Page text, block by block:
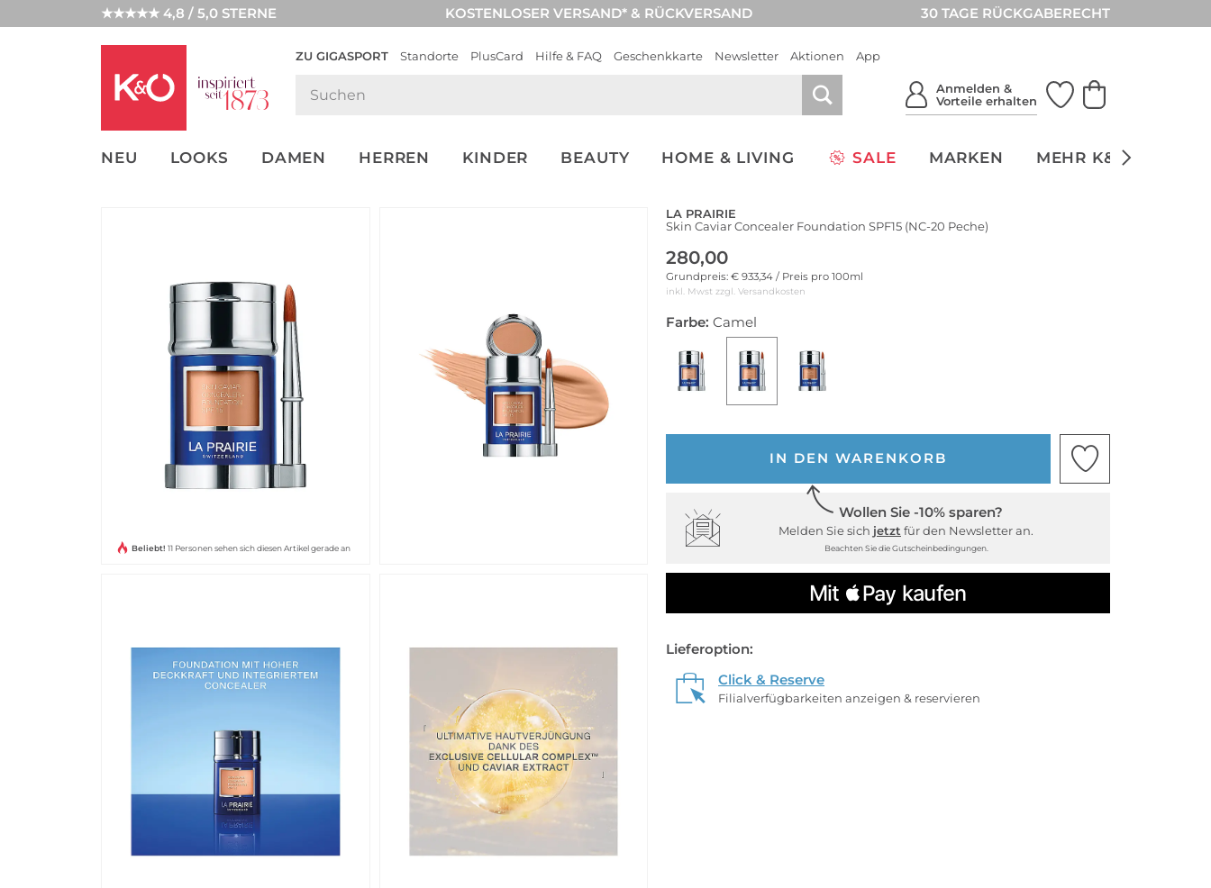
★★★★★ 4,8 / 5,0 STERNE KOSTENLOSER VERSAND* & RÜCKVERSAND 30 TAGE RÜCKGABERECHT
ZU GIGASPORT Standorte PlusCard Hilfe & FAQ Geschenkkarte Newsletter Aktionen App
Anmelden &
Vorteile erhalten
NEU LOOKS DAMEN HERREN KINDER BEAUTY HOME & LIVING SALE MARKEN MEHR K&Ö
UNSERE APP
CLICK &
Beliebt! 11 Personen sehen sich diesen Artikel gerade an
LA PRAIRIE
Skin Caviar Concealer Foundation SPF15 (NC-20 Peche)
280,00
Grundpreis: € 933,34 / Preis pro 100ml
inkl. Mwst zzgl. Versandkosten
Farbe: Camel
IN DEN WARENKORB
Wollen Sie -10% sparen?
Melden Sie sich jetzt für den Newsletter an.
Beachten Sie die Gutscheinbedingungen.
Lieferoption:
Click & Reserve
Filialverfügbarkeiten anzeigen & reservieren